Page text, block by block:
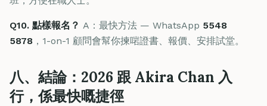
Q10. 點樣報名？ A：最快方法 — WhatsApp 5548
5878 ，1-on-1 顧問會幫你揀啱證書、報價、安排試堂。
八、結論：2026 跟 Akira Chan 入
行，係最快嘅捷徑